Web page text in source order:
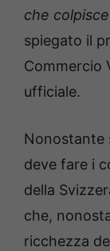
che
spiegato il
Commercio
ufficiale.
Nonostante
deve fare i
della
che,
ricchezza